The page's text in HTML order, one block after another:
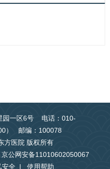
园一区6号 电话：010-
） 邮编：100078
方医院 版权所有
京公网安备11010602050067
安全 | 使用帮助